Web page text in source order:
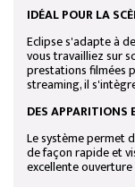
IDÉAL POUR LA
Eclipse s'adapte à
vous travailliez sur
prestations filmées
streaming, il
DES APPARITIONS
Le système permet
de façon rapide et
excellente